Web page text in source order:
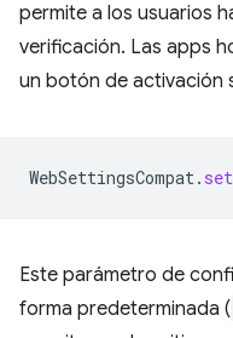
permite a los usuarios
verificación. Las apps
un botón de activación
WebSettingsCompat.
Este parámetro de
forma predeterminada (